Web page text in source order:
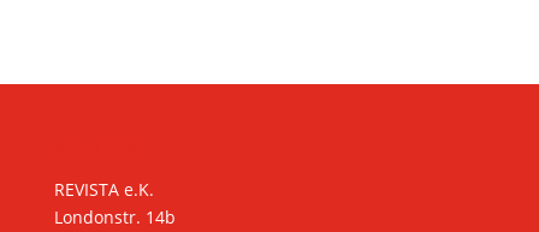
REVISTA e.K.
Londonstr. 14b